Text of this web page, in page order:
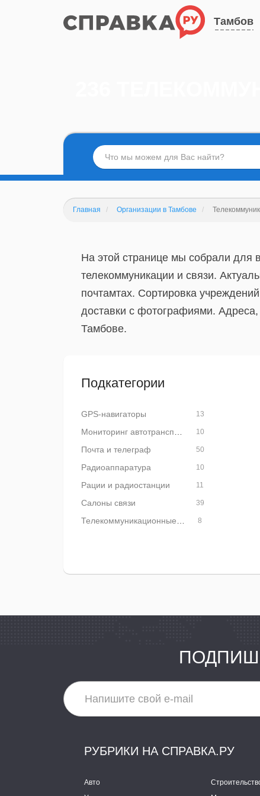
Тамбов
Главная Организации в Тамбове
На этой странице мы собрали для
телекоммуникации и связи.
почтамтах. Сортировка
доставки с фотографиями.
Тамбове.
Подкатегории
GPS-навигаторы 13
10
Почта и телеграф 50
Радиоаппаратура 10
Рации и радиостанции 11
Салоны связи 39
8
РУБРИКИ НА СПРАВКА.РУ
Авто